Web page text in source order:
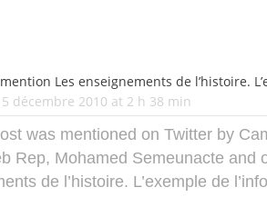
Les enseignements de l’histoire.
5 décembre 2010 at 2 h 38 min
was mentioned on Twitter by
Rep, Mohamed Semeunacte and
de l’histoire. L’exemple de